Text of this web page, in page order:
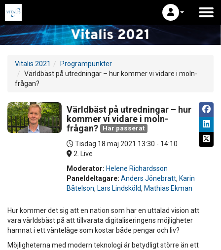
Vitalis 2021
Programpunkter
Världbäst på utredningar – hur kommer vi vidare i moln-
frågan?
Världbäst på utredningar – hur
kommer vi vidare i moln-
frågan?
Har passerat
Tisdag 18 maj 2021 13:30 - 14:10
2. Live
Moderator: Helene Richardsson
Paneldeltagare: Anders Jönebratt, Karin
Båtelson, Lars Lindsköld, Mathias Ekman
Hur kommer det sig att en nation som har en uttalad vision att
vara världsbäst på att tillvarata digitaliseringens möjligheter
hamnat i ett vänteläge som kostar både pengar och liv?
Möjligheterna med modern teknologi är betydligt större än ett